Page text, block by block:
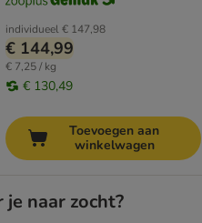
individueel€ 147,98
€ 144,99
€ 7,25 / kg
€ 130,49
Toevoegen aan
winkelwagen
naar zocht?